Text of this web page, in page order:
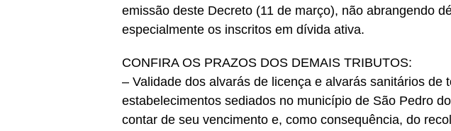
emissão deste Decreto (11 de março), não abrangendo
especialmente os inscritos em dívida ativa.
CONFIRA OS PRAZOS DOS DEMAIS TRIBUTOS:
– Validade dos alvarás de licença e alvarás sanitários de
estabelecimentos sediados no município de São Pedro
contar de seu vencimento e, como consequência, do